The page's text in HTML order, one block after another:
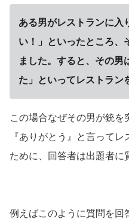
ある男がレストランに入
い！」といったところ、
ました。すると、その男
た」といってレストラン
この場合なぜその男が銃
『ありがとう』と言って
ために、回答者は出題者に
例えばこのように質問を回